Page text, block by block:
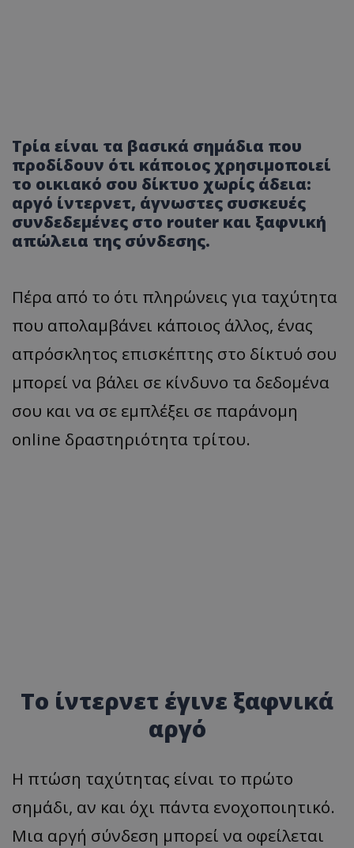
Τρία είναι τα βασικά σημάδια που
προδίδουν ότι κάποιος χρησιμοποιεί
το οικιακό σου δίκτυο χωρίς άδεια:
αργό ίντερνετ, άγνωστες συσκευές
συνδεδεμένες στο router και ξαφνική
απώλεια της σύνδεσης.
Πέρα από το ότι πληρώνεις για ταχύτητα
που απολαμβάνει κάποιος άλλος, ένας
απρόσκλητος επισκέπτης στο δίκτυό σου
μπορεί να βάλει σε κίνδυνο τα δεδομένα
σου και να σε εμπλέξει σε παράνομη
online δραστηριότητα τρίτου.
Το ίντερνετ έγινε ξαφνικά
αργό
Η πτώση ταχύτητας είναι το πρώτο
σημάδι, αν και όχι πάντα ενοχοποιητικό.
Μια αργή σύνδεση μπορεί να οφείλεται